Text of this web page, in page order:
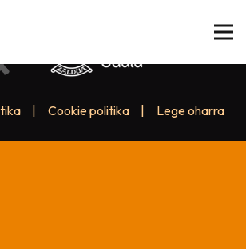
Cookie politika Lege oharra